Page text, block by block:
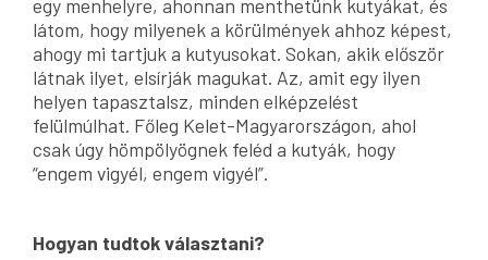
egy menhelyre, ahonnan menthetünk kutyákat, és
látom, hogy milyenek a körülmények ahhoz képest,
ahogy mi tartjuk a kutyusokat. Sokan, akik először
látnak ilyet, elsírják magukat. Az, amit egy ilyen
helyen tapasztalsz, minden elképzelést
felülmúlhat. Főleg Kelet-Magyarországon, ahol
csak úgy hömpölyögnek feléd a kutyák, hogy
“engem vigyél, engem vigyél”.
Hogyan tudtok választani?